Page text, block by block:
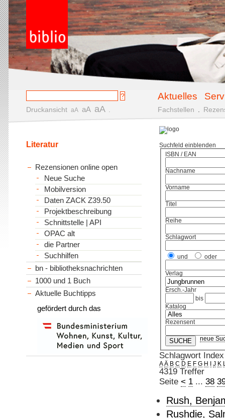
Aktuelles
Druckansicht aA aA aA Fachstellen
Suchfeld einblenden
ISBN / EAN
Nachname
Vorname
Titel
Reihe
Schlagwort
und oder
Verlag
Ersch.-Jahr
bis
Katalog
Rezensent
neue
Schlagwort Index
A Ä B C D E F G H J K
4319 Treffer
Seite < 1... 38
Rush,
Rushdie,
Literatur
Rezensionen online open
Neue Suche
Mobilversion
Daten ZACK Z39.50
Projektbeschreibung
Schnittstelle | API
OPAC alt
die Partner
Suchhilfen
bn - bibliotheksnachrichten
1000 und 1 Buch
Aktuelle Buchtipps
gefördert durch das